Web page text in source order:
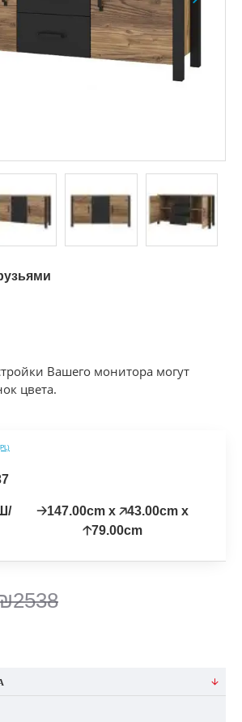
Вашего монитора могут
цвета.
🡢147.00cm x 🡥43.00cm x
🡡79.00cm